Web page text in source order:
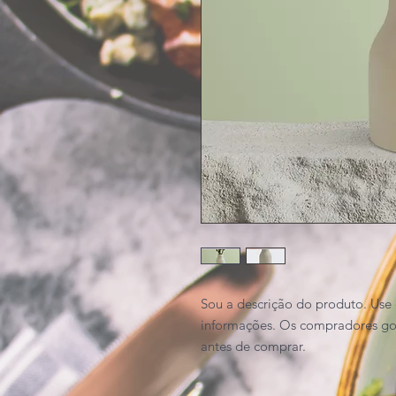
Sou a descrição do produto.
informações. Os compradores
antes de comprar.